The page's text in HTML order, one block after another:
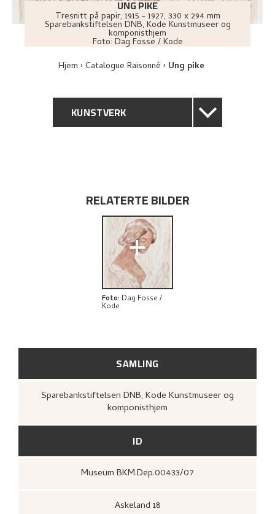
UNG PIKE
Tresnitt på papir, 1915 - 1927, 330 x 294 mm
Sparebankstiftelsen DNB, Kode Kunstmuseer og
komponisthjem
Foto: Dag Fosse / Kode
Hjem Catalogue Raisonné Ung pike
KUNSTVERK
PROVENIENS
BIBLIOGRAFI
UTFORSK
SAMLING
Sparebankstiftelsen DNB, Kode Kunstmuseer og
komponisthjem
ID
Museum BKM.Dep.00433/07
Askeland 18
RELATERTE BILDER
+
Foto: Dag Fosse /
Kode